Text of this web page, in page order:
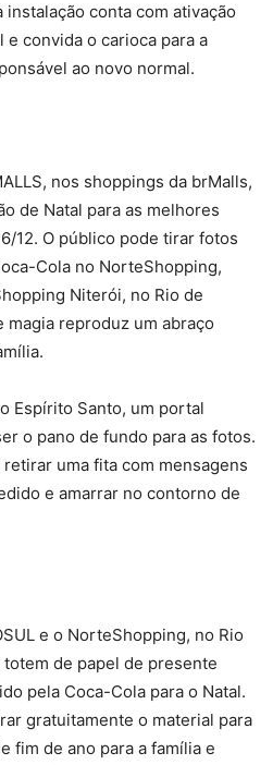
conta com ativação
convida o carioca para a
ao novo normal.
nos shoppings da brMalls,
de Natal para as melhores
12. O público pode tirar fotos
Cola no NorteShopping,
Niterói, no Rio de
magia reproduz um abraço
Espírito Santo, um portal
o pano de fundo para as fotos.
uma fita com mensagens
e amarrar no contorno de
e o NorteShopping, no Rio
de papel de presente
pela Coca-Cola para o Natal.
gratuitamente o material para
fim de ano para a família e